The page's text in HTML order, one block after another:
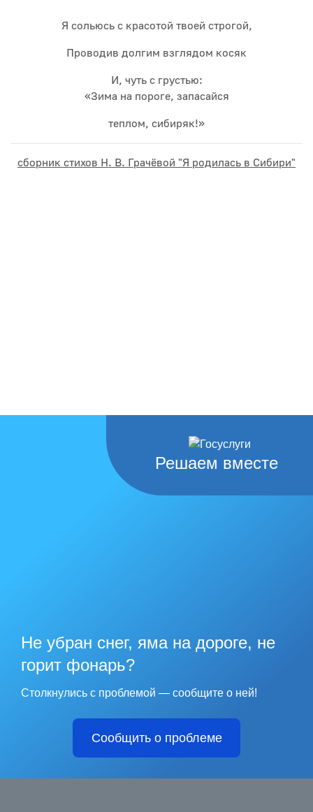
Я сольюсь с красотой твоей строгой,
Проводив долгим взглядом косяк
И, чуть с грустью:
«Зима на пороге, запасайся
теплом, сибиряк!»
сборник стихов Н. В. Грачёвой "Я родилась в Сибири"
Решаем вместе
Не убран снег, яма на дороге, не
горит фонарь?
Столкнулись с проблемой — сообщите о ней!
Сообщить о проблеме